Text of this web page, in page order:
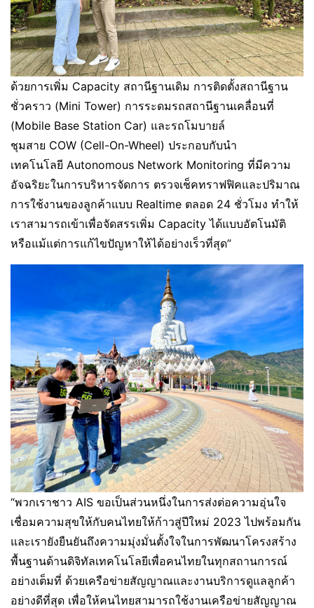
ด้วยการเพิ่ม Capacity สถานีฐานเดิม การติดตั้งสถานีฐาน
ชั่วคราว (Mini Tower) การระดมรถสถานีฐานเคลื่อนที่
(Mobile Base Station Car) และรถโมบายล์
ชุมสาย COW (Cell-On-Wheel) ประกอบกับนำ
เทคโนโลยี Autonomous Network Monitoring ที่มีความ
อัจฉริยะในการบริหารจัดการ ตรวจเช็คทราฟฟิคและปริมาณ
การใช้งานของลูกค้าแบบ Realtime ตลอด 24 ชั่วโมง ทำให้
เราสามารถเข้าเพื่อจัดสรรเพิ่ม Capacity ได้แบบอัตโนมัติ
หรือแม้แต่การแก้ไขปัญหาให้ได้อย่างเร็วที่สุด”
“พวกเราชาว AIS ขอเป็นส่วนหนึ่งในการส่งต่อความอุ่นใจ
เชื่อมความสุขให้กับคนไทยให้ก้าวสู่ปีใหม่ 2023 ไปพร้อมกัน
และเรายังยืนยันถึงความมุ่งมั่นตั้งใจในการพัฒนาโครงสร้าง
พื้นฐานด้านดิจิทัลเทคโนโลยีเพื่อคนไทยในทุกสถานการณ์
อย่างเต็มที่ ด้วยเครือข่ายสัญญาณและงานบริการดูแลลูกค้า
อย่างดีที่สุด เพื่อให้คนไทยสามารถใช้งานเครือข่ายสัญญาณ